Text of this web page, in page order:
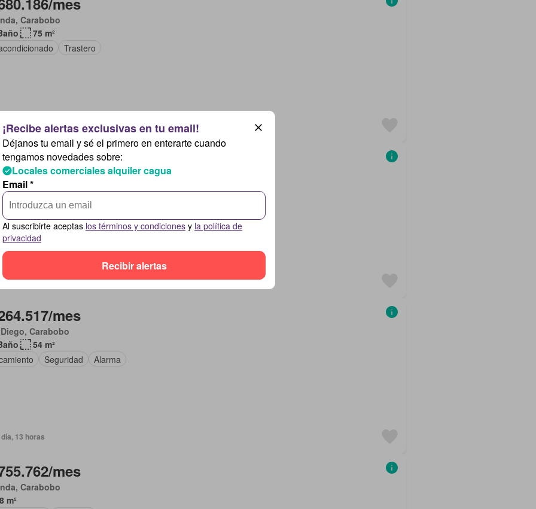
Carabobo
75 m²
Trastero
13 horas
mes
Carabobo
65 m²
de oficina
Conserje
13 horas
mes
Carabobo
54 m²
Seguridad Alarma
13 horas
mes
Carabobo
m²
Déjanos tu email y sé el primero en enterarte cuando
tengamos novedades sobre:
Locales comerciales alquiler cagua
Email *
Al suscribirte aceptas los términos y condiciones y la política de
privacidad
Recibir alertas